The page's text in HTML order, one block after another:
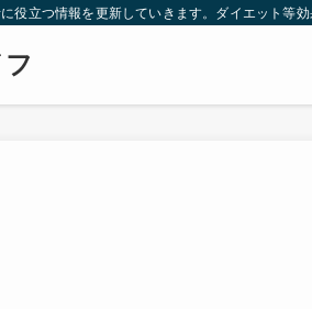
役立つ情報を更新していきます。ダイエット等